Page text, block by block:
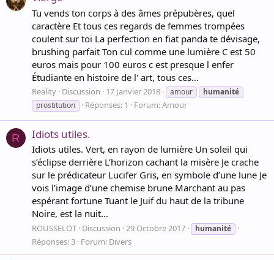
Tu vends ton corps à des âmes prépubères, quel
caractère Et tous ces regards de femmes trompées
coulent sur toi La perfection en fiat panda te dévisage,
brushing parfait Ton cul comme une lumière C est 50
euros mais pour 100 euros c est presque l enfer
Étudiante en histoire de l' art, tous ces...
Reality Discussion 17 Janvier 2018 amour
humanité
prostitution
Réponses: 1 Forum:Amour
R Idiots utiles.
Idiots utiles. Vert, en rayon de lumière Un soleil qui
s’éclipse derrière L’horizon cachant la misère Je crache
sur le prédicateur Lucifer Gris, en symbole d’une lune Je
vois l’image d’une chemise brune Marchant au pas
espérant fortune Tuant le Juif du haut de la tribune
Noire, est la nuit...
ROUSSELOT Discussion 29 Octobre 2017 humanité
Réponses: 3 Forum: Divers